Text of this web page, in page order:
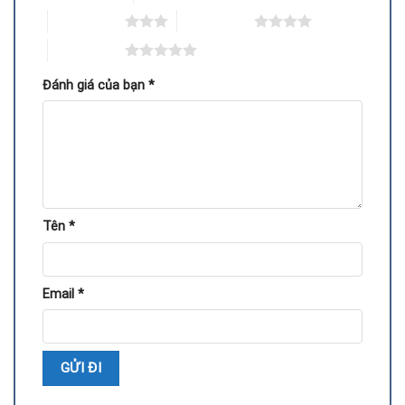
Benchmark bị lỗi artefact (hình ảnh vỡ, méo hoặc màu
Quy trình kỹ thuật thay VRAM VGA Nvidia
Thay VRAM không giống thay quạt hay vệ sinh card, mà cần
thực hiện bởi kỹ thuật viên có tay nghề cao cùng thiết bị
Đánh giá của bạn *
Tên *
Email *